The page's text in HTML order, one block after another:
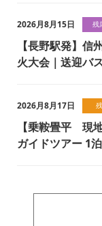
2026月8月15日 残
【長野駅発】
火大会｜送迎バ
2026月8月17日
【乗鞍畳平 現
ガイドツアー 1